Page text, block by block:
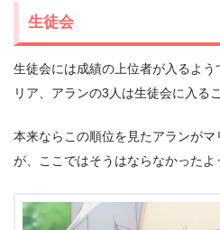
生徒会
生徒会には成績の上位者が入るよ
リア、アランの3人は生徒会に入る
本来ならこの順位を見たアランが
が、ここではそうはならなかったよ